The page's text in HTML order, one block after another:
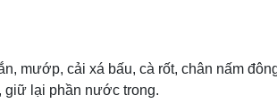
mướp, cải xá bấu, cà rốt, chân nấm
giữ lại phần nước trong.